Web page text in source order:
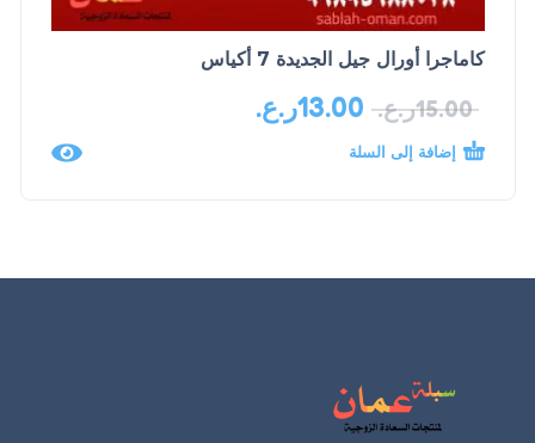
كاماجرا أورال جيل الجديدة 7 أكياس
15.00ر.ع. 13.00ر.ع.
إضافة إلى السلة